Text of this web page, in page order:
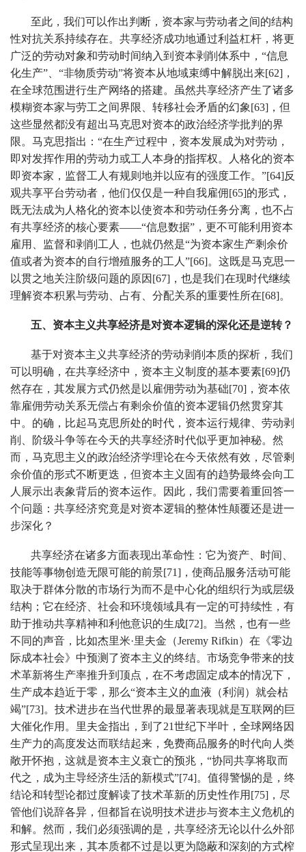
至此，我们可以作出判断，资本家与劳动者之间的结构
性对抗关系持续存在。共享经济成功地通过利益杠杆，将更
广泛的劳动对象和劳动时间纳入到资本剥削体系中，“信息
化生产”、“非物质劳动”将资本从地域束缚中解脱出来[62]，
在全球范围进行生产网络的搭建。虽然共享经济产生了诸多
模糊资本家与劳工之间界限、转移社会矛盾的幻象[63]，但
这些显然都没有超出马克思对资本的政治经济学批判的界
限。马克思指出：“在生产过程中，资本发展成为对劳动，
即对发挥作用的劳动力或工人本身的指挥权。人格化的资本
即资本家，监督工人有规则地并以应有的强度工作。”[64]反
观共享平台劳动者，他们仅仅是一种自我雇佣[65]的形式，
既无法成为人格化的资本以使资本和劳动任务分离，也不占
有共享经济的核心要素——“信息数据”，更不可能利用资本
雇用、监督和剥削工人，也就仍然是“为资本家生产剩余价
值或者为资本的自行增殖服务的工人”[66]。这既是马克思一
以贯之地关注阶级问题的原因[67]，也是我们在现时代继续
理解资本积累与劳动、占有、分配关系的重要性所在[68]。
五、资本主义共享经济是对资本逻辑的深化还是逆转？
基于对资本主义共享经济的劳动剥削本质的探析，我们
可以明确，在共享经济中，资本主义制度的基本要素[69]仍
然存在，其发展方式仍然是以雇佣劳动为基础[70]，资本依
靠雇佣劳动关系无偿占有剩余价值的资本逻辑仍然贯穿其
中。的确，比起马克思所处的时代，资本运行规律、劳动剥
削、阶级斗争等在今天的共享经济时代似乎更加神秘。然
而，马克思主义的政治经济学理论在今天依然有效，尽管剩
余价值的形式不断更迭，但资本主义固有的趋势最终会向工
人展示出表象背后的资本运作。因此，我们需要着重回答一
个问题：共享经济究竟是对资本逻辑的整体性颠覆还是进一
步深化？
共享经济在诸多方面表现出革命性：它为资产、时间、
技能等事物创造无限可能的前景[71]，使商品服务活动可能
取决于群体分散的市场行为而不是中心化的组织行为或层级
结构；它在经济、社会和环境领域具有一定的可持续性，有
助于推动共享精神和利他意识的生成[72]。当然，也有一些
不同的声音，比如杰里米·里夫金（Jeremy Rifkin）在《零边
际成本社会》中预测了资本主义的终结。市场竞争带来的技
术革新将生产率推升到顶点，在不考虑固定成本的情况下，
生产成本趋近于零，那么“资本主义的血液（利润）就会枯
竭”[73]。技术进步在当代世界的最显著表现就是互联网的巨
大催化作用。里夫金指出，到了21世纪下半叶，全球网络因
生产力的高度发达而联结起来，免费商品服务的时代向人类
敞开怀抱，这就是资本主义衰亡的预兆，“协同共享将取而
代之，成为主导经济生活的新模式”[74]。值得警惕的是，终
结论和转型论都过度解读了技术革新的历史性作用[75]，尽
管他们说辞各异，但都旨在说明技术进步与资本主义危机的
和解。然而，我们必须强调的是，共享经济无论以什么外部
形式呈现出来，其本质都不过是以更为隐蔽和深刻的方式榨